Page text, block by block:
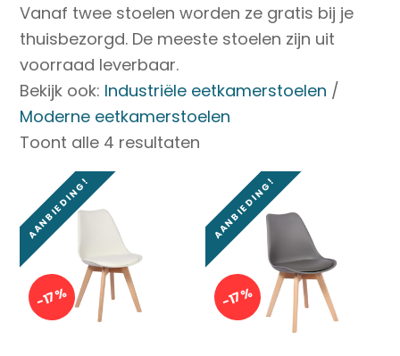
Vanaf twee stoelen worden ze gratis bij je
thuisbezorgd. De meeste stoelen zijn uit
voorraad leverbaar.
Bekijk ook: Industriële eetkamerstoelen /
Moderne eetkamerstoelen
Toont alle 4 resultaten
AANBIEDING!
-17%
AANBIEDING!
-17%